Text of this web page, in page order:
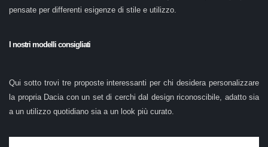
pensate per differenti esigenze di stile e utilizzo.
I nostri modelli consigliati
Qui sotto trovi tre proposte interessanti per chi desidera personalizzare
la propria Dacia con un set di cerchi dal design riconoscibile, adatto sia
a un utilizzo quotidiano sia a un look più curato.